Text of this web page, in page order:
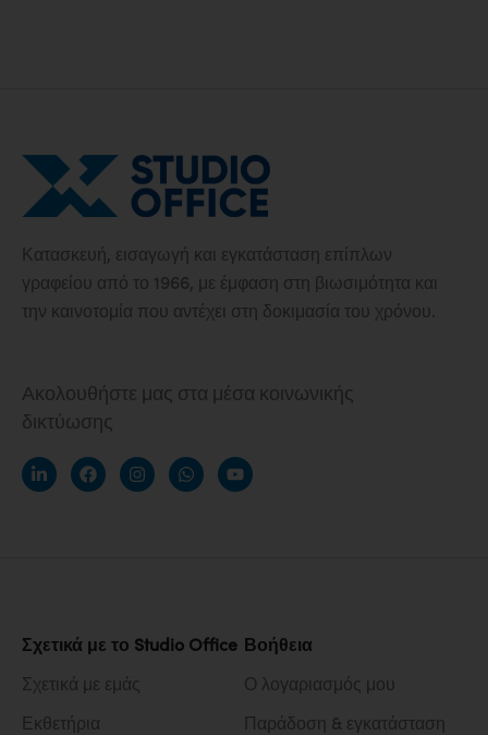
Κατασκευή, εισαγωγή και εγκατάσταση επίπλων
γραφείου από το 1966, με έμφαση στη βιωσιμότητα και
την καινοτομία που αντέχει στη δοκιμασία του χρόνου.
Ακολουθήστε μας στα μέσα κοινωνικής
δικτύωσης
Σχετικά με το Studio Office
Σχετικά με εμάς
Εκθετήρια
Βοήθεια
Ο λογαριασμός μου
Παράδοση & εγκατάσταση